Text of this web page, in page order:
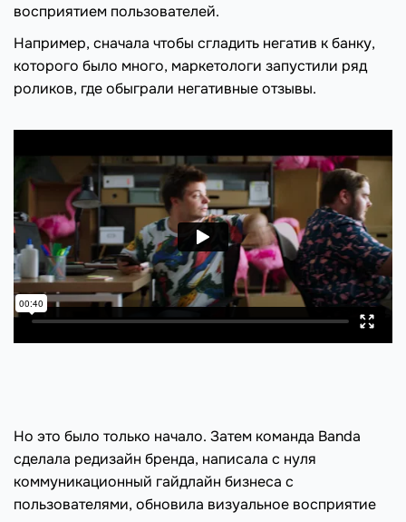
восприятием пользователей.
Например, сначала чтобы сгладить негатив к банку,
которого было много, маркетологи запустили ряд
роликов, где обыграли негативные отзывы.
Но это было только начало. Затем команда Banda
сделала редизайн бренда, написала с нуля
коммуникационный гайдлайн бизнеса с
пользователями, обновила визуальное восприятие